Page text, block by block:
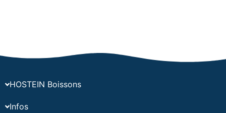
HOSTEIN Boissons
Infos